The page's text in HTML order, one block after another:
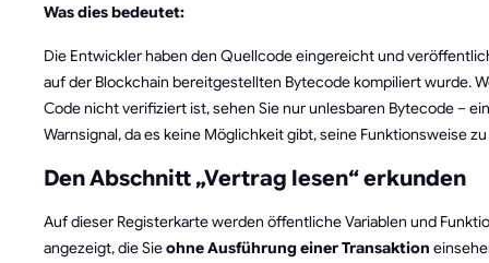
Was dies bedeutet:
Die Entwickler haben den Quellcode eingereicht und
auf der Blockchain bereitgestellten Bytecode kompiliert wurde.
Code nicht verifiziert ist, sehen Sie nur unlesbaren Bytecode –
Warnsignal, da es keine Möglichkeit gibt, seine Funktionsweise
Den Abschnitt „Vertrag lesen“ erkunden
Auf dieser Registerkarte werden öffentliche Variablen und
angezeigt, die Sieohne Ausführung einer Transaktion